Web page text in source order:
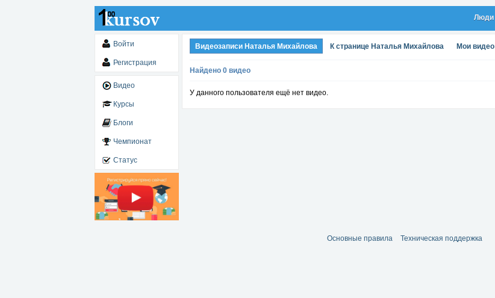
Люди
Войти
Регистрация
Видео
Курсы
Блоги
Чемпионат
Статус
Видеозаписи Наталья Михайлова К странице Наталья Михайлова Мои видео
Найдено 0 видео
У данного пользователя ещё нет видео.
Основные правила Техническая поддержка